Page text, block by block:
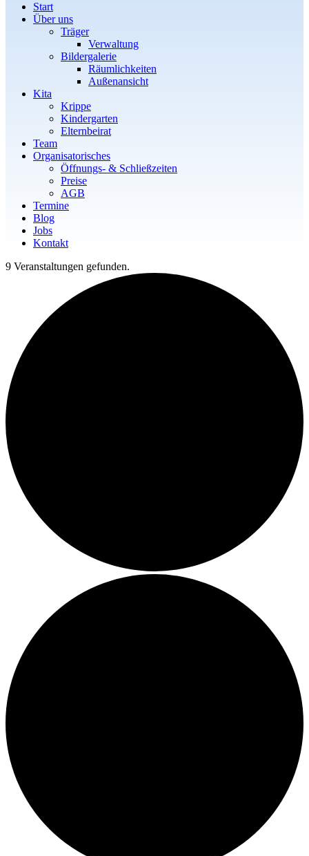
Start
Über uns
Träger
Verwaltung
Bildergalerie
Räumlichkeiten
Außenansicht
Kita
Krippe
Kindergarten
Elternbeirat
Team
Organisatorisches
Öffnungs- & Schließzeiten
Preise
AGB
Termine
Blog
Jobs
Kontakt
9 Veranstaltungen gefunden.